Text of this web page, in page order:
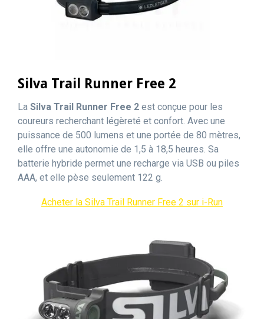
Silva Trail Runner Free 2
La Silva Trail Runner Free 2 est conçue pour les
coureurs recherchant légèreté et confort. Avec une
puissance de 500 lumens et une portée de 80 mètres,
elle offre une autonomie de 1,5 à 18,5 heures. Sa
batterie hybride permet une recharge via USB ou piles
AAA, et elle pèse seulement 122 g.
Acheter la Silva Trail Runner Free 2 sur i-Run